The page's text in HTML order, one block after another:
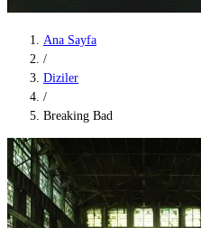
Ana Sayfa
/
Diziler
/
Breaking Bad